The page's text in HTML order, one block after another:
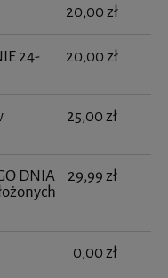
20,00 zł
24- 20,00 zł
25,00 zł
DNIA 29,99 zł
0,00 zł